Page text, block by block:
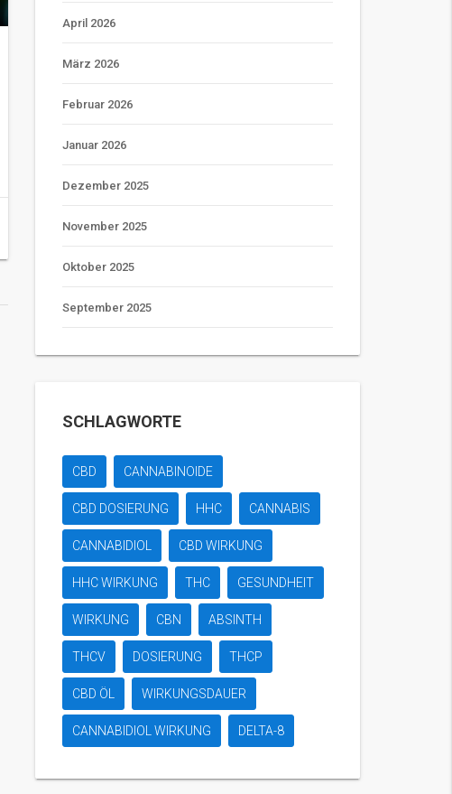
April 2026
März 2026
Februar 2026
Januar 2026
Dezember 2025
November 2025
Oktober 2025
September 2025
SCHLAGWORTE
CBD CANNABINOIDE
CBD DOSIERUNG HHC CANNABIS
CANNABIDIOL CBD WIRKUNG
HHC WIRKUNG THC GESUNDHEIT
WIRKUNG CBN ABSINTH
THCV DOSIERUNG THCP
CBD ÖL WIRKUNGSDAUER
CANNABIDIOL WIRKUNG DELTA-8